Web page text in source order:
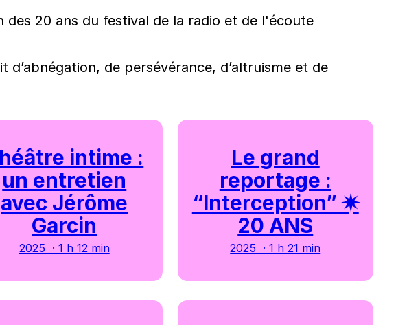
des 20 ans du festival de la radio et de l'écoute
de persévérance, d’altruisme et de
intime :
un entretien
avec Jérôme
Garcin
2025 · 1 h 12 min
Le grand
reportage :
“Interception” ✷
20 ANS
2025 · 1 h 21 min